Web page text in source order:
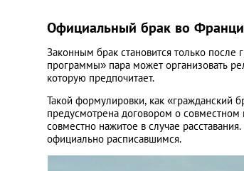
Словакия
США
Официальный брак во
Законным брак становится только
программы» пара может организовать
которую предпочитает.
Такой формулировки, как «гражданский
предусмотрена договором о
совместно нажитое в случае
официально расписавшимся.